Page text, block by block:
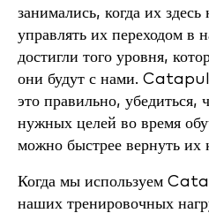
занимались, когда их
управлять их переходом в
достигли того уровня,
они будут с нами.
это правильно, убедиться,
нужных целей во время
можно быстрее вернуть их
Когда мы используем
наших тренировочных